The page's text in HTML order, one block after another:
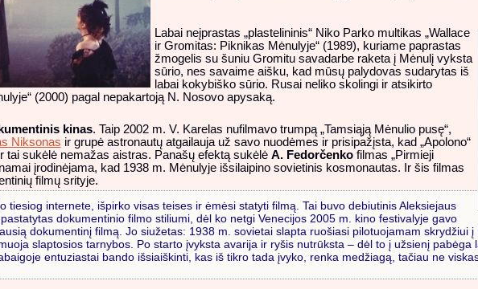
Labai neįprastas „plastelininis“ Niko Parko multikas „Wallace
ir Gromitas: Piknikas Mėnulyje“ (1989), kuriame paprastas
žmogelis su šuniu Gromitu savadarbe raketa į Mėnulį vyksta
sūrio, nes savaime aišku, kad mūsų palydovas sudarytas iš
labai kokybiško sūrio. Rusai neliko skolingi ir atsikirto
(2000) pagal nepakartoją N. Nosovo apysaką.
kinas. Taip 2002 m. V. Karelas nufilmavo trumpą „Tamsiąją Mėnulio pusę“,
Niksonas ir grupė astronautų atgailauja už savo nuodėmes ir prisipažįsta, kad „Apolono“
tai sukėlė nemažas aistras. Panašų efektą sukėlė A. Fedorčenkofilmas „Pirmieji
įrodinėjama, kad 1938 m. Mėnulyje išsilaipino sovietinis kosmonautas. Ir šis filmas
filmų srityje.
tiesiog internete, išpirko visas teises ir ėmėsi statyti filmą. Tai buvo debiutinis Aleksiejaus
dokumentinio filmo stiliumi, dėl ko netgi Venecijos 2005 m. kino festivalyje gavo
dokumentinį filmą. Jo siužetas: 1938 m. sovietai slapta ruošiasi pilotuojamam skrydžiui
slaptosios tarnybos. Po starto įvyksta avarija ir ryšis nutrūksta – dėl to į užsienį
entuziastai bando išsiaiškinti, kas iš tikro tada įvyko, renka medžiagą, tačiau ne